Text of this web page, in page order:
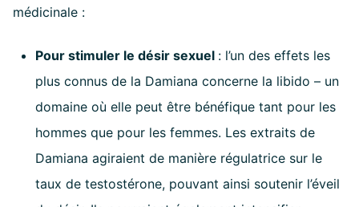
médicinale :
Pour stimuler le désir sexuel : l’un des effets les
plus connus de la Damiana concerne la libido – un
domaine où elle peut être bénéfique tant pour les
hommes que pour les femmes. Les extraits de
Damiana agiraient de manière régulatrice sur le
taux de testostérone, pouvant ainsi soutenir l’éveil